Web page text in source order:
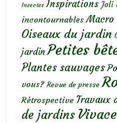
Insectes Inspirations Joli
incontournables Macro
Oiseaux du jardin
jardin Petites
Plantes sauvages
vous? Revue de presse
Rétrospective Travaux
de jardins